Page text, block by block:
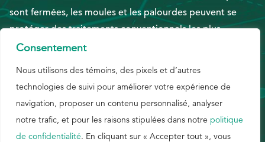
Consentement
Nous utilisons des témoins, des pixels et d’autres
technologies de suivi pour améliorer votre expérience de
navigation, proposer un contenu personnalisé, analyser
notre trafic, et pour les raisons stipulées dans notre politique
de confidentialité. En cliquant sur « Accepter tout », vous
À PROPOS DE NOUS
RESSOURCES
BLOGUE
EthicsPoint
Nous joindre
sont fermées, les moules et les palourdes peuvent se
protéger des traitements conventionnels les plus
puissants. Mais le système de lutte contre les
Nos produits chimiques discrets ne peuvent pas être
détectés par les moules zébrées ou les palourdes, de
sorte que leurs coquilles restent ouvertes. Le résultat?
Une mise à mort fiable et efficace. E518